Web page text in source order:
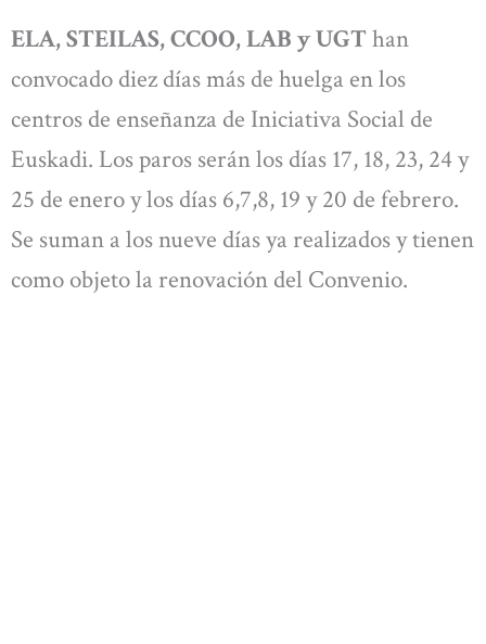
ELA, STEILAS, CCOO, LAB y UGThan
convocado diez días más de huelga en los
centros de enseñanza de Iniciativa Social de
Euskadi. Los paros serán los días 17, 18, 23, 24 y
25 de enero y los días 6,7,8, 19 y 20 de febrero.
Se suman a los nueve días ya realizados y tienen
como objeto la renovación del Convenio.